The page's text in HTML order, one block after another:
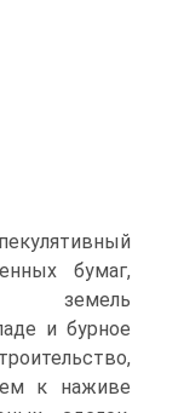
бумаг,
земель
и бурное
к наживе